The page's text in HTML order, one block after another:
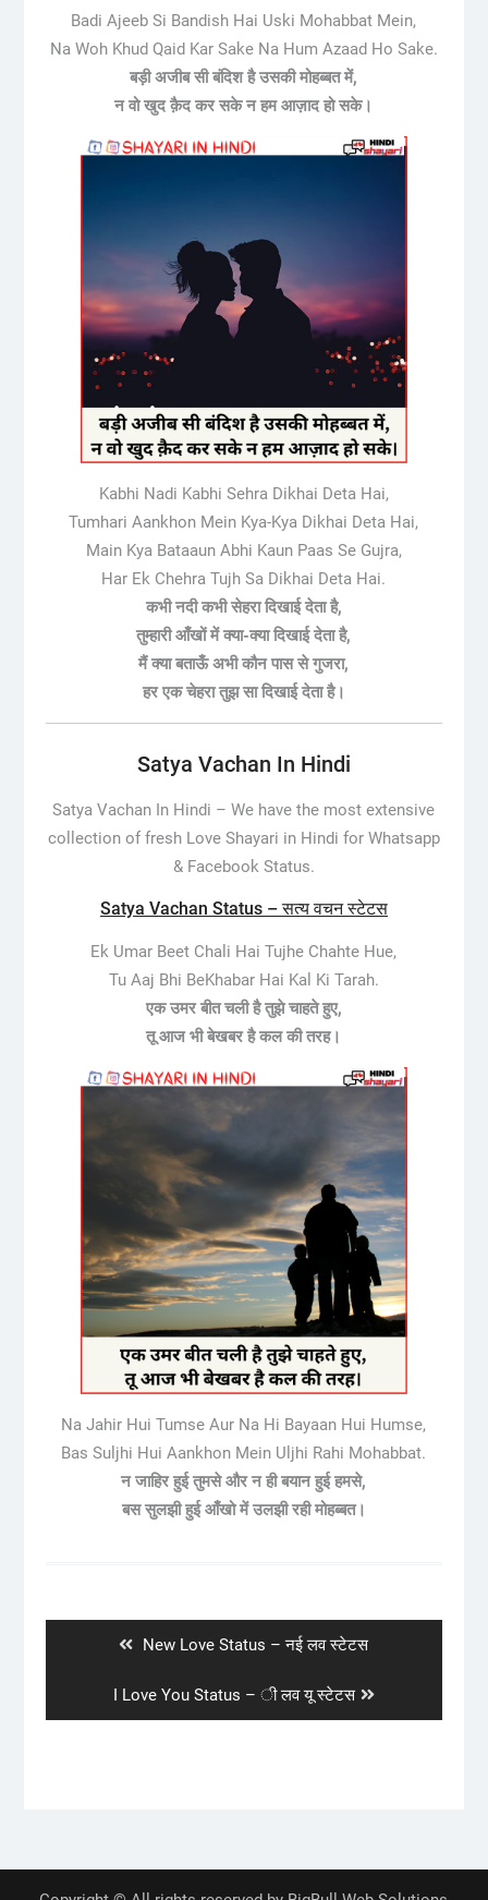
Badi Ajeeb Si Bandish Hai Uski Mohabbat Mein,
Na Woh Khud Qaid Kar Sake Na Hum Azaad Ho Sake.
बड़ी अजीब सी बंदिश है उसकी मोहब्बत में,
न वो खुद क़ैद कर सके न हम आज़ाद हो सके।
Kabhi Nadi Kabhi Sehra Dikhai Deta Hai,
Tumhari Aankhon Mein Kya-Kya Dikhai Deta Hai,
Main Kya Bataaun Abhi Kaun Paas Se Gujra,
Har Ek Chehra Tujh Sa Dikhai Deta Hai.
कभी नदी कभी सेहरा दिखाई देता है,
तुम्हारी आँखों में क्या-क्या दिखाई देता है,
मैं क्या बताऊँ अभी कौन पास से गुजरा,
हर एक चेहरा तुझ सा दिखाई देता है।
Satya Vachan In Hindi
Satya Vachan In Hindi –We have the most extensive
collection of fresh Love Shayari in Hindi for Whatsapp
& Facebook Status.
Satya Vachan Status – सत्य वचन स्टेटस
Ek Umar Beet Chali Hai Tujhe Chahte Hue,
Tu Aaj Bhi BeKhabar Hai Kal Ki Tarah.
एक उमर बीत चली है तुझे चाहते हुए,
तू आज भी बेखबर है कल की तरह।
Na Jahir Hui Tumse Aur Na Hi Bayaan Hui Humse,
Bas Suljhi Hui Aankhon Mein Uljhi Rahi Mohabbat.
न जाहिर हुई तुमसे और न ही बयान हुई हमसे,
बस सुलझी हुई आँखो में उलझी रही मोहब्बत।
Previous
New Love Status – नई लव स्टेटस
Next
post:
I Love You Status – ी लव यू स्टेटस